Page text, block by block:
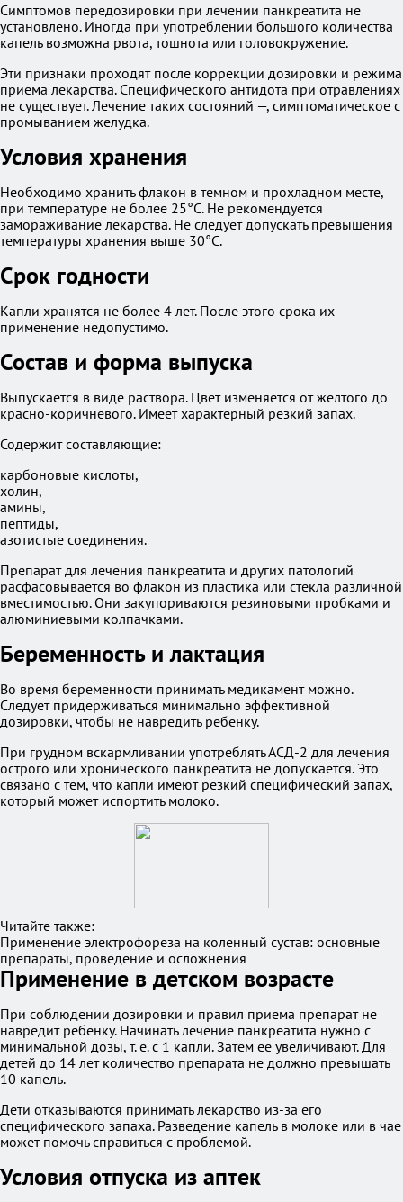
Симптомов передозировки при лечении панкреатита не
установлено. Иногда при употреблении большого количества
капель возможна рвота, тошнота или головокружение.
Эти признаки проходят после коррекции дозировки и режима
приема лекарства. Специфического антидота при отравлениях
не существует. Лечение таких состояний —, симптоматическое с
промыванием желудка.
Условия хранения
Необходимо хранить флакон в темном и прохладном месте,
при температуре не более 25°С. Не рекомендуется
замораживание лекарства. Не следует допускать превышения
температуры хранения выше 30°С.
Срок годности
Капли хранятся не более 4 лет. После этого срока их
применение недопустимо.
Состав и форма выпуска
Выпускается в виде раствора. Цвет изменяется от желтого до
красно-коричневого. Имеет характерный резкий запах.
Содержит составляющие:
карбоновые кислоты,
холин,
амины,
пептиды,
азотистые соединения.
Препарат для лечения панкреатита и других патологий
расфасовывается во флакон из пластика или стекла различной
вместимостью. Они закупориваются резиновыми пробками и
алюминиевыми колпачками.
Беременность и лактация
Во время беременности принимать медикамент можно.
Следует придерживаться минимально эффективной
дозировки, чтобы не навредить ребенку.
При грудном вскармливании употреблять АСД-2 для лечения
острого или хронического панкреатита не допускается. Это
связано с тем, что капли имеют резкий специфический запах,
который может испортить молоко.
Читайте также:
Применение электрофореза на коленный сустав: основные
препараты, проведение и осложнения
Применение в детском возрасте
При соблюдении дозировки и правил приема препарат не
навредит ребенку. Начинать лечение панкреатита нужно с
минимальной дозы, т. е. с 1 капли. Затем ее увеличивают. Для
детей до 14 лет количество препарата не должно превышать
10 капель.
Дети отказываются принимать лекарство из-за его
специфического запаха. Разведение капель в молоке или в чае
может помочь справиться с проблемой.
Условия отпуска из аптек